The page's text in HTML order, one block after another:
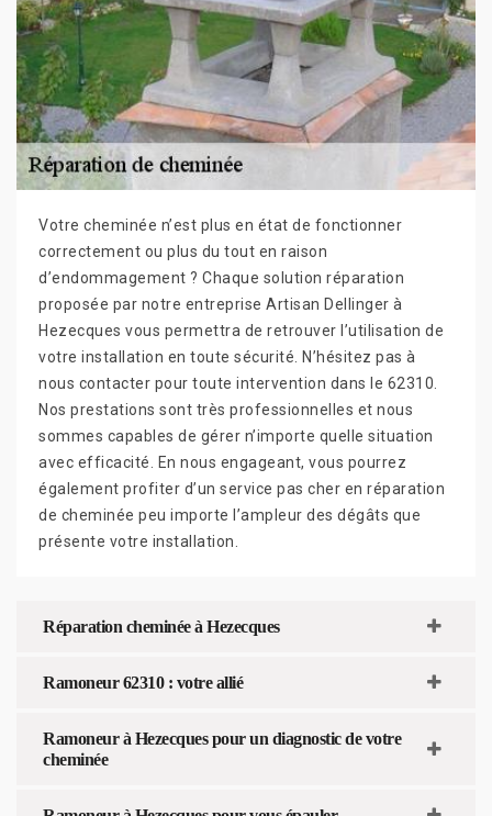
Votre cheminée n’est plus en état de fonctionner
correctement ou plus du tout en raison
d’endommagement ? Chaque solution réparation
proposée par notre entreprise Artisan Dellinger à
Hezecques vous permettra de retrouver l’utilisation de
votre installation en toute sécurité. N’hésitez pas à
nous contacter pour toute intervention dans le 62310.
Nos prestations sont très professionnelles et nous
sommes capables de gérer n’importe quelle situation
avec efficacité. En nous engageant, vous pourrez
également profiter d’un service pas cher en réparation
de cheminée peu importe l’ampleur des dégâts que
présente votre installation.
Réparation cheminée à Hezecques
Ramoneur 62310 : votre allié
Ramoneur à Hezecques pour un diagnostic de votre
cheminée